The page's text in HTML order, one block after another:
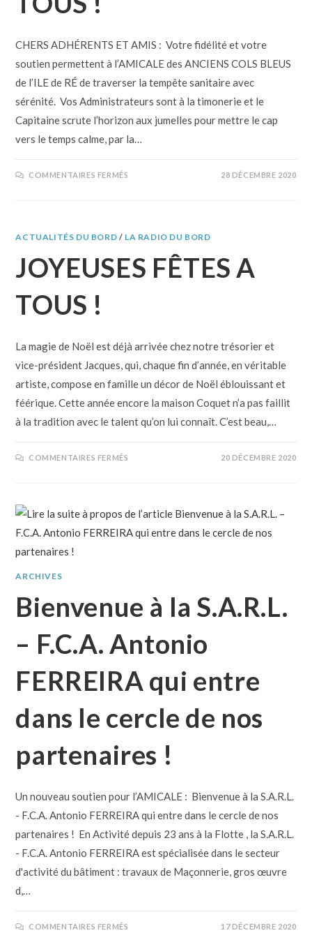
CHERS ADHÉRENTS ET AMIS : Votre fidélité et votre
soutien permettent à l’AMICALE des ANCIENS COLS BLEUS
de l’ILE de RÉ de traverser la tempête sanitaire avec
sérénité. Vos Administrateurs sont à la timonerie et le
Capitaine scrute l’horizon aux jumelles pour mettre le cap
vers le temps calme, par la…
COMMENTAIRES FERMÉS 28 DÉCEMBRE 2020
ACTUALITÉS DU BORD / LA RADIO DU BORD
JOYEUSES FÊTES A
TOUS !
La magie de Noël est déjà arrivée chez notre trésorier et
vice-président Jacques, qui, chaque fin d’année, en véritable
artiste, compose en famille un décor de Noël éblouissant et
féérique. Cette année encore la maison Coquet n’a pas faillit
à la tradition avec le talent qu’on lui connaît. C’est beau,…
COMMENTAIRES FERMÉS 20 DÉCEMBRE 2020
ARCHIVES
Bienvenue à la S.A.R.L.
– F.C.A. Antonio
FERREIRA qui entre
dans le cercle de nos
partenaires !
Un nouveau soutien pour l’AMICALE : Bienvenue à la S.A.R.L.
- F.C.A. Antonio FERREIRA qui entre dans le cercle de nos
partenaires ! En Activité depuis 23 ans à la Flotte , la S.A.R.L.
- F.C.A. Antonio FERREIRA est spécialisée dans le secteur
d'activité du bâtiment : travaux de Maçonnerie, gros œuvre
d,…
COMMENTAIRES FERMÉS 17 DÉCEMBRE 2020